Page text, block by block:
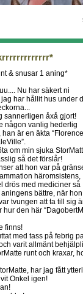
& snusar 1 aning*
Nu har säkert ni
har hållit hus under
sannerligen åxå gjort!
någon vanlig hederlig
han är en äkta “Florence
om min sjuka
så det förslår!
att hon var på
häromsistens,
drös med mediciner så
bättre, när hon
tvungen att ta till sig
hur den här
finns!
med tass på febrig
varit allmänt
runt och kraxar,
har jag fått
Onkel igen!